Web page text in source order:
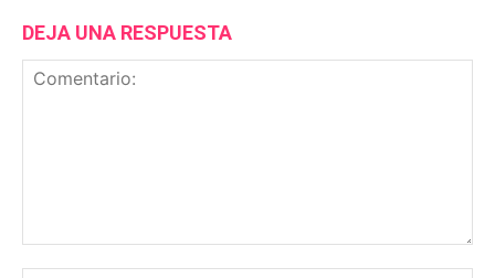
DEJA UNA RESPUESTA